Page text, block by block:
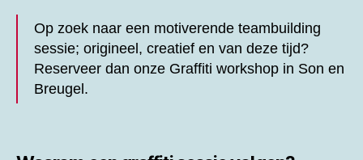
Op zoek naar een motiverende teambuilding
sessie; origineel, creatief en van deze tijd?
Reserveer dan onze Graffiti workshop in Son en
Breugel.